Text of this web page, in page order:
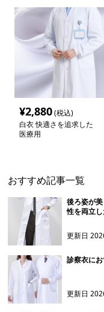
¥2,880(税込)
白衣 快適さを追求した
医療用
おすすめ記事一覧
後ろ姿が
性を両立
更新日
診察衣に
更新日